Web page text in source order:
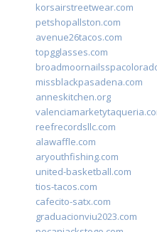
korsairstreetwear.com
petshopallston.com
avenue26tacos.com
topgglasses.com
missblackpasadena.com
anneskitchen.org
reefrecordsllc.com
alawaffle.com
aryouthfishing.com
united-basketball.com
tios-tacos.com
cafecito-satx.com
graduacionviu2023.com